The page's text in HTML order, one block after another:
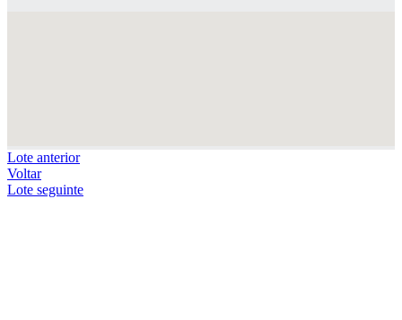
Lote anterior
Voltar
Lote seguinte